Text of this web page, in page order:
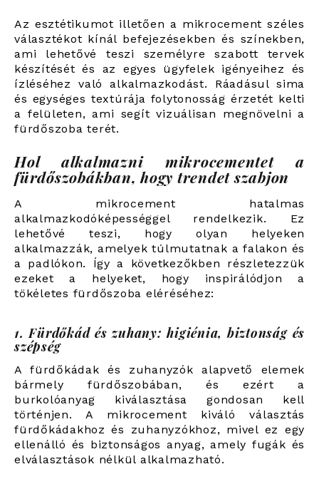
Az esztétikumot illetően a mikrocement széles
választékot kínál befejezésekben és színekben,
ami lehetővé teszi személyre szabott tervek
készítését és az egyes ügyfelek igényeihez és
ízléséhez való alkalmazkodást. Ráadásul sima
és egységes textúrája folytonosság érzetét kelti
a felületen, ami segít vizuálisan megnövelni a
fürdőszoba terét.
Hol alkalmazni mikrocementet a
fürdőszobákban, hogy trendet szabjon
A mikrocement hatalmas
alkalmazkodóképességgel rendelkezik. Ez
lehetővé teszi, hogy olyan helyeken
alkalmazzák, amelyek túlmutatnak a falakon és
a padlókon. Így a következőkben részletezzük
ezeket a helyeket, hogy inspirálódjon a
tökéletes fürdőszoba eléréséhez:
1. Fürdőkád és zuhany: higiénia, biztonság és
szépség
A fürdőkádak és zuhanyzók alapvető elemek
bármely fürdőszobában, és ezért a
burkolóanyag kiválasztása gondosan kell
történjen. A mikrocement kiváló választás
fürdőkádakhoz és zuhanyzókhoz, mivel ez egy
ellenálló és biztonságos anyag, amely fugák és
elválasztások nélkül alkalmazható.